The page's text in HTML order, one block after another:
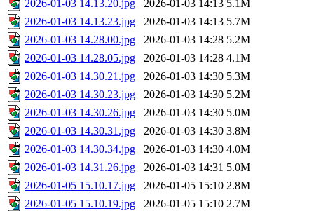
2026-01-03 14.13.20.jpg
2026-01-03 14:13 5.1M
2026-01-03 14.13.23.jpg
2026-01-03 14:13 5.7M
2026-01-03 14.28.00.jpg
2026-01-03 14:28 5.2M
2026-01-03 14.28.05.jpg
2026-01-03 14:28 4.1M
2026-01-03 14.30.21.jpg
2026-01-03 14:30 5.3M
2026-01-03 14.30.23.jpg
2026-01-03 14:30 5.2M
2026-01-03 14.30.26.jpg
2026-01-03 14:30 5.0M
2026-01-03 14.30.31.jpg
2026-01-03 14:30 3.8M
2026-01-03 14.30.34.jpg
2026-01-03 14:30 4.0M
2026-01-03 14.31.26.jpg
2026-01-03 14:31 5.0M
2026-01-05 15.10.17.jpg
2026-01-05 15:10 2.8M
2026-01-05 15.10.19.jpg
2026-01-05 15:10 2.7M